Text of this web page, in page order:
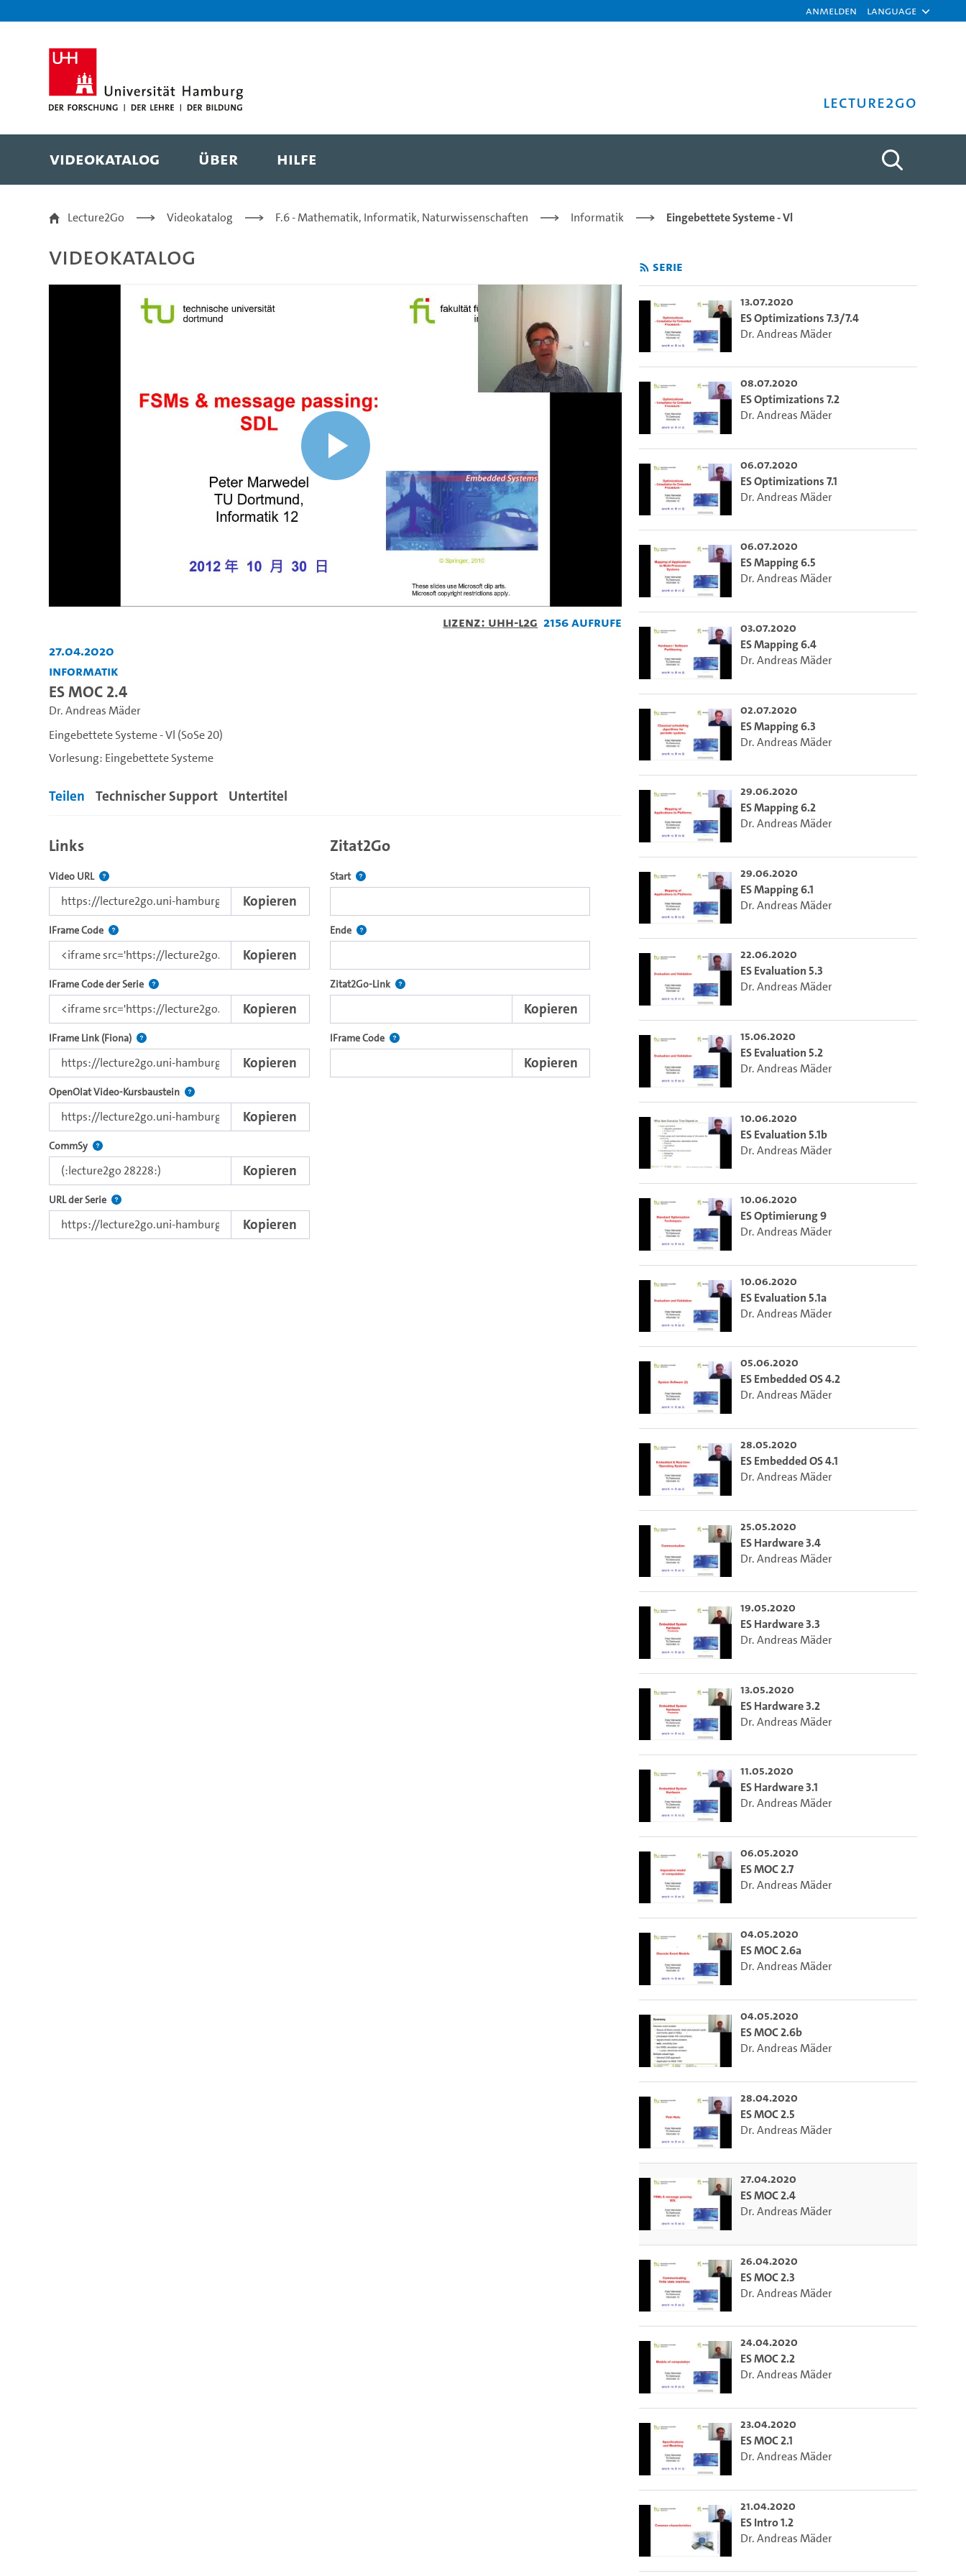
Anmelden Language
Lecture2Go
Videokatalog Über Hilfe
ES MOC 2.4 - Dr. Andreas Mäder - Universität Hamburg
Lecture2Go Videokatalog F.6 - Mathematik, Informatik, Naturwissenschaften Informatik Eingebettete Systeme - Vl
Videokatalog
Video
abspielen
Lizenz: UHH-L2G 2156 Aufrufe
27.04.2020
Informatik
ES MOC 2.4
Dr. Andreas Mäder
Eingebettete Systeme - Vl (SoSe 20)
Vorlesung: Eingebettete Systeme
Teilen Technischer Support Untertitel
Links
Video URL Der Link zu diesem Video.
Kopieren
IFrame Code Nutzen Sie diesen Code, um das Video mit dem Lecture2Go-Videoplayer einzubetten.
Kopieren
IFrame Code der Serie Nutzen Sie diesen Code, um das Video und die komplette Serie mit dem Lecture2Go-Videoplayer einzubetten.
Kopieren
IFrame Link (Fiona) Direkter iFrame-Link zur Weitergabe an externe Web-Applikationen.
Kopieren
OpenOlat Video-Kursbaustein Verwenden Sie diesen Link, um ein Video in den OpenOlat Video-Baustein einzubetten.
Kopieren
CommSy Nutzen Sie diesen Code, um das Video in CommSy einzubetten.
Kopieren
URL der Serie Der Link zur Serie.
Kopieren
Zitat2Go
Start Definiert den Startpunkt für Zitat2Go. Bitte in das Feld klicken, um die aktuelle Zeit auszuwählen.
Ende Definiert den Endpunkt für Zitat2Go. Bitte in das Feld klicken, um die aktuelle Zeit auszuwählen.
Zitat2Go-Link Nach der Auswahl eines Start- und Endpunktes verweist dieser Link auf den Ausschnitt des Videos.
Kopieren
IFrame Code Nutzen Sie diesen Code, um den Auschnitt des Videos mit dem Lecture2Go-Videoplayer einzubetten.
Kopieren
Serie
13.07.2020
ES Optimizations 7.3/7.4
Dr. Andreas Mäder
08.07.2020
ES Optimizations 7.2
Dr. Andreas Mäder
06.07.2020
ES Optimizations 7.1
Dr. Andreas Mäder
06.07.2020
ES Mapping 6.5
Dr. Andreas Mäder
03.07.2020
ES Mapping 6.4
Dr. Andreas Mäder
02.07.2020
ES Mapping 6.3
Dr. Andreas Mäder
29.06.2020
ES Mapping 6.2
Dr. Andreas Mäder
29.06.2020
ES Mapping 6.1
Dr. Andreas Mäder
22.06.2020
ES Evaluation 5.3
Dr. Andreas Mäder
15.06.2020
ES Evaluation 5.2
Dr. Andreas Mäder
10.06.2020
ES Evaluation 5.1b
Dr. Andreas Mäder
10.06.2020
ES Optimierung 9
Dr. Andreas Mäder
10.06.2020
ES Evaluation 5.1a
Dr. Andreas Mäder
05.06.2020
ES Embedded OS 4.2
Dr. Andreas Mäder
28.05.2020
ES Embedded OS 4.1
Dr. Andreas Mäder
25.05.2020
ES Hardware 3.4
Dr. Andreas Mäder
19.05.2020
ES Hardware 3.3
Dr. Andreas Mäder
13.05.2020
ES Hardware 3.2
Dr. Andreas Mäder
11.05.2020
ES Hardware 3.1
Dr. Andreas Mäder
06.05.2020
ES MOC 2.7
Dr. Andreas Mäder
04.05.2020
ES MOC 2.6a
Dr. Andreas Mäder
04.05.2020
ES MOC 2.6b
Dr. Andreas Mäder
28.04.2020
ES MOC 2.5
Dr. Andreas Mäder
27.04.2020
ES MOC 2.4
Dr. Andreas Mäder
26.04.2020
ES MOC 2.3
Dr. Andreas Mäder
24.04.2020
ES MOC 2.2
Dr. Andreas Mäder
23.04.2020
ES MOC 2.1
Dr. Andreas Mäder
21.04.2020
ES Intro 1.2
Dr. Andreas Mäder